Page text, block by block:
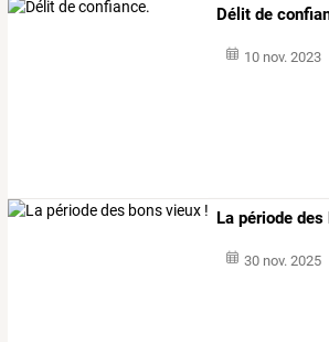
Délit de
10 nov. 2023
La période
30 nov. 2025